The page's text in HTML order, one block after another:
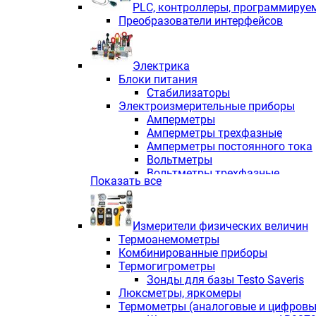
PLС, контроллеры,
Преобразователи интерфейсов
Электрика
Блоки питания
Стабилизаторы
Электроизмерительные приборы
Амперметры
Амперметры трехфазные
Амперметры постоянного тока
Вольтметры
Вольтметры трехфазные
Вольтметры постоянного тока
Индикаторы аналоговых
Измерители COS F
Комбинированные приборы
Комбинированные приборы
Комбинированные приборы
Анализаторы качества
Анализаторы мощности
Показать все
Измерители физических величин
Термоанемометры
Комбинированные приборы
Термогигрометры
Зонды для базы Testo Saveris
Люксметры, яркомеры
Термометры (аналоговые и